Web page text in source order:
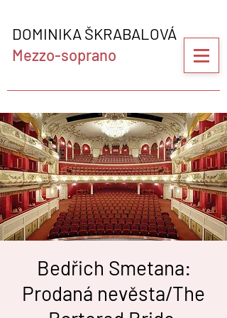
DOMINIKA ŠKRABALOVÁ
Mezzo-soprano
Bedřich Smetana:
Prodaná nevěsta/The